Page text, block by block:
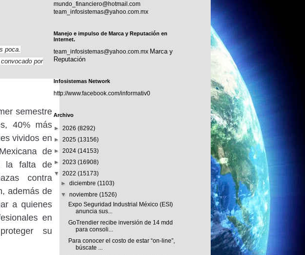
poca.
por
semestre
40% más
vividos en
de
la falta de
contra
además de
a quienes
en
su
mundo_financiero@hotmail.com
team_infosistemas@yahoo.com.mx
Manejo e impulso de Marca y Reputación en
Internet.
team_infosistemas@yahoo.com.mx Marca y
Reputación
Infosistemas Network
http://www.facebook.com/informativ0
Archivo
► 2026 (8292)
► 2025 (13156)
► 2024 (14153)
► 2023 (16908)
▼ 2022 (15173)
►diciembre(1103)
▼noviembre(1526)
Expo Seguridad Industrial México (ESI)
anuncia sus...
GoTrendier recibe inversión de 14 mdd
para consoli...
Para conocer el costo de estar “on-line”,
búscate ...